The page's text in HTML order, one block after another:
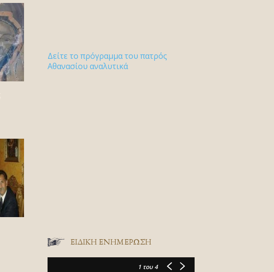
Δείτε το πρόγραμμα του πατρός
Αθανασίου αναλυτικά
ΕΙΔΙΚΉ ΕΝΗΜΈΡΩΣΗ
1 του 4